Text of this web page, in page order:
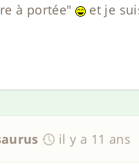
à portée"
et je
il y a 11 ans